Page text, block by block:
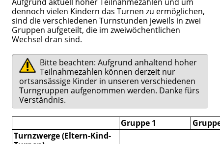
dennoch vielen Kindern das Turnen zu ermöglichen,
sind die verschiedenen Turnstunden jeweils in zwei
Gruppen aufgeteilt, die im zweiwöchentlichen
Wechsel dran sind.
Bitte beachten: Aufgrund anhaltend hoher
Teilnahmezahlen können derzeit nur
ortsansässige Kinder in unseren verschiedenen
Turngruppen aufgenommen werden. Danke fürs
Verständnis.
Gruppe 1
Turnzwerge (Eltern-Kind-